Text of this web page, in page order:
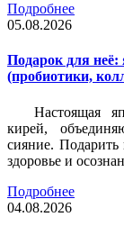
Подробнее
05.08.2026
Подарок для неё:
(пробиотики,
Настоящая
кирей,
сияние. Подарить
здоровье и
Подробнее
04.08.2026